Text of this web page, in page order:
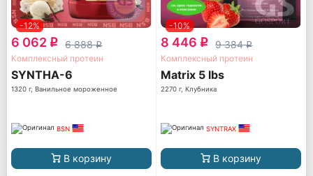
-12%
6 062 q 6 888q
Комплексный протеин
SYNTHA-6
1320 г, Ванильное мороженное
BSN
В корзину
-10%
8 446 q 9 384q
Комплексный протеин
Matrix 5 lbs
2270 г, Клубника
SYNTRAX
В корзину